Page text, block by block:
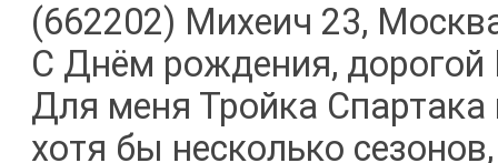
(662202) Михеич 23,
С Днём рождения, дорогой
Для меня Тройка Спартака
хотя бы несколько